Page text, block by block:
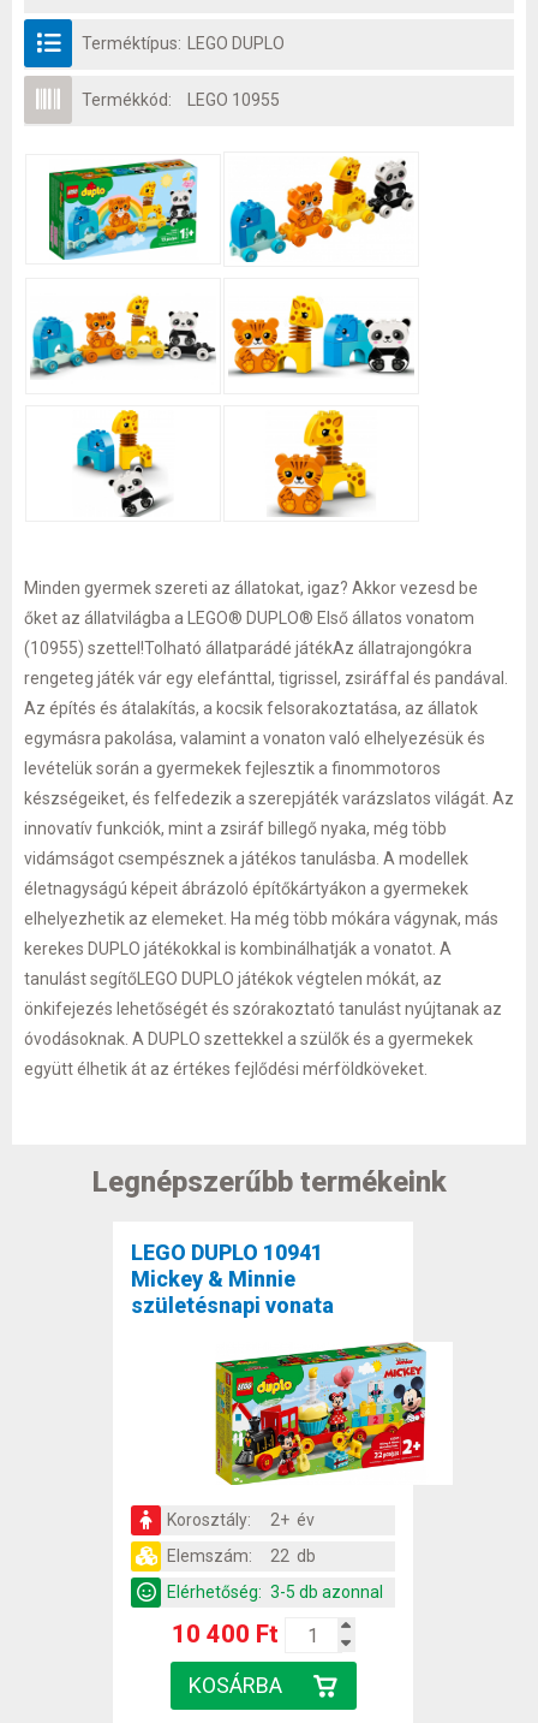
Terméktípus: LEGO DUPLO
Termékkód: LEGO 10955
Minden gyermek szereti az állatokat, igaz? Akkor vezesd be
őket az állatvilágba a LEGO® DUPLO® Első állatos vonatom
(10955) szettel!Tolható állatparádé játékAz állatrajongókra
rengeteg játék vár egy elefánttal, tigrissel, zsiráffal és pandával.
Az építés és átalakítás, a kocsik felsorakoztatása, az állatok
egymásra pakolása, valamint a vonaton való elhelyezésük és
levételük során a gyermekek fejlesztik a finommotoros
készségeiket, és felfedezik a szerepjáték varázslatos világát. Az
innovatív funkciók, mint a zsiráf billegő nyaka, még több
vidámságot csempésznek a játékos tanulásba. A modellek
életnagyságú képeit ábrázoló építőkártyákon a gyermekek
elhelyezhetik az elemeket. Ha még több mókára vágynak, más
kerekes DUPLO játékokkal is kombinálhatják a vonatot. A
tanulást segítőLEGO DUPLO játékok végtelen mókát, az
önkifejezés lehetőségét és szórakoztató tanulást nyújtanak az
óvodásoknak. A DUPLO szettekkel a szülők és a gyermekek
együtt élhetik át az értékes fejlődési mérföldköveket.
Legnépszerűbb termékeink
LEGO DUPLO 10941
Mickey & Minnie
születésnapi vonata
Korosztály:
2+ év
Elemszám:
22 db
Elérhetőség: 3-5 db azonnal
10 400 Ft